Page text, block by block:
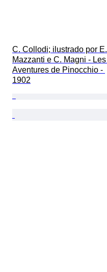
C. Collodi; ilustrado por E.
Mazzanti e C. Magni - Les
Aventures de Pinocchio -
1902